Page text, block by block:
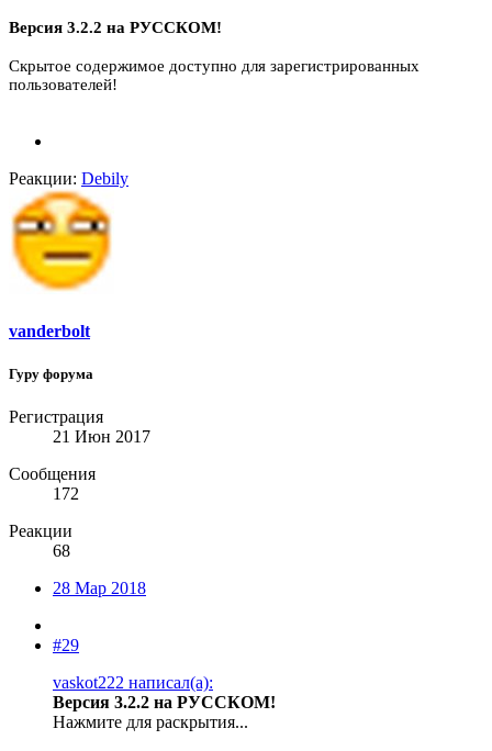
Версия 3.2.2 на РУССКОМ!
Скрытое содержимое доступно для зарегистрированных
пользователей!
Реакции: Debily
vanderbolt
Гуру форума
Регистрация
21 Июн 2017
Сообщения
172
Реакции
68
28 Мар 2018
#29
vaskot222 написал(а):
Версия 3.2.2 на РУССКОМ!
Нажмите для раскрытия...